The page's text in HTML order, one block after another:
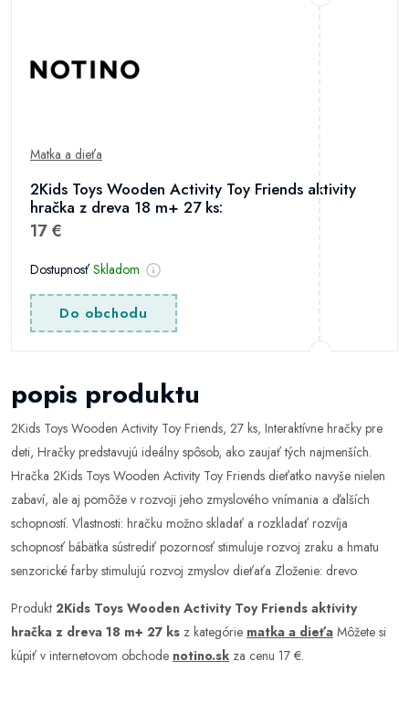
Matka a dieťa
2Kids Toys Wooden Activity Toy Friends aktivity
hračka z dreva 18 m+ 27 ks:
17 €
Dostupnosť Skladom
Do obchodu
popis produktu
2Kids Toys Wooden Activity Toy Friends, 27 ks, Interaktívne hračky pre
deti, Hračky predstavujú ideálny spôsob, ako zaujať tých najmenších.
Hračka 2Kids Toys Wooden Activity Toy Friends dieťatko navyše nielen
zabaví, ale aj pomôže v rozvoji jeho zmyslového vnímania a ďalších
schopností. Vlastnosti: hračku možno skladať a rozkladať rozvíja
schopnosť bábätka sústrediť pozornosť stimuluje rozvoj zraku a hmatu
senzorické farby stimulujú rozvoj zmyslov dieťaťa Zloženie: drevo
Produkt 2Kids Toys Wooden Activity Toy Friends aktivity
hračka z dreva 18 m+ 27 ks z kategórie matka a dieťa Môžete si
kúpiť v internetovom obchode notino.sk za cenu 17 €.